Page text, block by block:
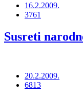
16.2.2009.
3761
Susreti
20.2.2009.
6813